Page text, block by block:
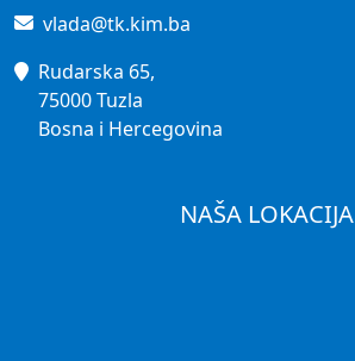
vlada@tk.kim.ba
Rudarska 65,
75000 Tuzla
Bosna i Hercegovina
NAŠA LOKACIJA